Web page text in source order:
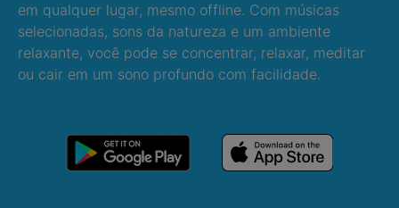
em qualquer lugar, mesmo offline. Com músicas
selecionadas, sons da natureza e um ambiente
relaxante, você pode se concentrar, relaxar, meditar
ou cair em um sono profundo com facilidade.